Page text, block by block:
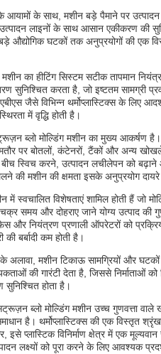
के साथ, मशीन बड़े पैमाने पर उत्पादन के
लाइनों के साथ आसान एकीकरण की
औद्योगिक घटकों तक अनुप्रयोगों की एक
का हीटिंग सिस्टम सटीक तापमान
सुनिश्चित करता है, जो इष्टतम सामग्री
एबीएस जैसे विभिन्न थर्मोप्लास्टिक्स के
में वृद्धि होती है।
ब्लो मोल्डिंग मशीन का मुख्य आकर्षण है।
पर बोतलों, कंटेनरों, टैंकों और अन्य खोखले
बीच स्विच करने, उत्पादन लचीलेपन को
की मशीन की क्षमता इसके अनुप्रयोग
में स्वचालित विशेषताएं शामिल होती हैं जो
समय और दोहराए जाने योग्य उत्पाद की
और नियंत्रण प्रणाली ऑपरेटरों को
बर्बादी कम होती है।
अलावा, मशीन टिकाऊ सामग्रियों और
की गारंटी देता है, जिससे निर्माताओं को
सुनिश्चित होता है।
ब्लो मोल्डिंग मशीन उच्च गुणवत्ता
है। थर्मोप्लास्टिक्स की एक विस्तृत
इसे प्लास्टिक विनिर्माण क्षेत्र में एक
लक्ष्यों को पूरा करने के लिए आवश्यक